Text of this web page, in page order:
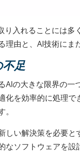
り入れることには
理由と、AI技術に
足
AIの大きな限界の
化を効率的に処理
しい解決策を必要
なソフトウェアを設